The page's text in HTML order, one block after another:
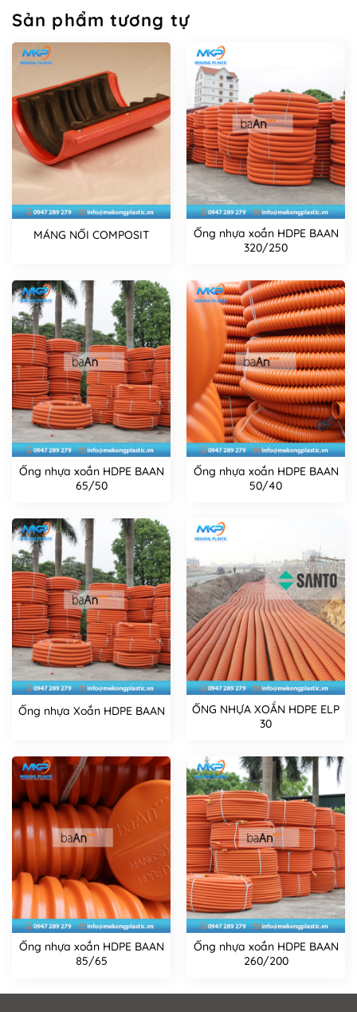
Sản phẩm tương tự
MÁNG NỐI COMPOSIT
Ống nhựa xoắn HDPE BAAN
320/250
Ống nhựa xoắn HDPE BAAN
65/50
Ống nhựa xoắn HDPE BAAN
50/40
Ống nhựa Xoắn HDPE BAAN
ỐNG NHỰA XOẮN HDPE ELP
30
Ống nhựa xoắn HDPE BAAN
85/65
Ống nhựa xoắn HDPE BAAN
260/200